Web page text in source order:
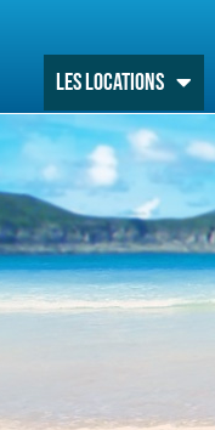
Les locations